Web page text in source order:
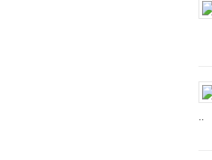
..